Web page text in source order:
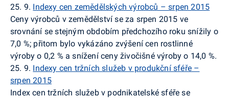
25. 9. Indexy cen zemědělských výrobců – srpen 2015
Ceny výrobců v zemědělství se za srpen 2015 ve
srovnání se stejným obdobím předchozího roku snížily o
7,0 %; přitom bylo vykázáno zvýšení cen rostlinné
výroby o 0,2 % a snížení ceny živočišné výroby o 14,0 %.
25. 9. Indexy cen tržních služeb v produkční sféře –
srpen 2015
Index cen tržních služeb v podnikatelské sféře se